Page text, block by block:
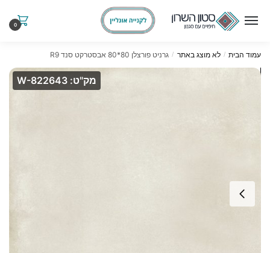
0
עמוד הבית / לא מוצג באתר / גרניט פורצלן 80*80 אבסטרקט סנד R9
מק"ט: W-822643